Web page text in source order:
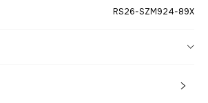
RS26-SZM924-89X